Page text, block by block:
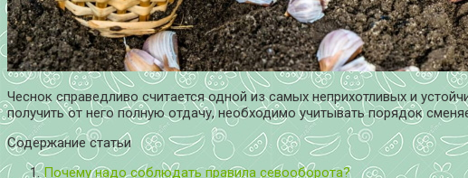
Чеснок справедливо считается одной из самых неприхотливых и
получить от него полную отдачу, необходимо учитывать порядок
Содержание статьи
Почему надо соблюдать правила севооборота?